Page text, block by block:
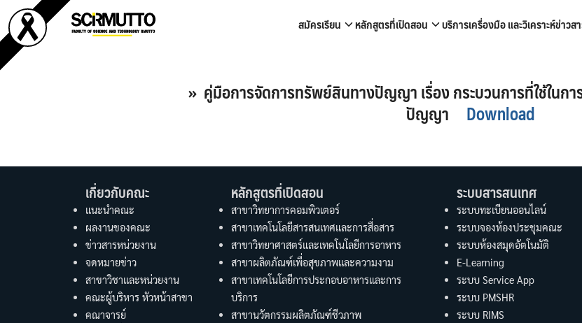
Skip
to
content
สมัครเรียน หลักสูตรที่เปิดสอน บริการเครื่องมือ และวิเคราะห์ข่าวส
» คู่มือการจัดการทรัพย์สินทางปัญญา เรื่อง กระบวนการที่ใช้ในก
ปัญญา Download
เกี่ยวกับคณะ
แนะนำคณะ
ผลงานของคณะ
ข่าวสารหน่วยงาน
จดหมายข่าว
สาขาวิชาและหน่วยงาน
คณะผู้บริหาร หัวหน้าสาขา
คณาจารย์
หลักสูตรที่เปิดสอน
สาขาวิทยาการคอมพิวเตอร์
สาขาเทคโนโลยีสารสนเทศและการสื่อสาร
สาขาวิทยาศาสตร์และเทคโนโลยีการอาหาร
สาขาผลิตภัณฑ์เพื่อสุขภาพและความงาม
สาขาเทคโนโลยีการประกอบอาหารและการ
บริการ
สาขานวัตกรรมผลิตภัณฑ์ชีวภาพ
ระบบสารสนเทศ
ระบบทะเบียนออนไลน์
ระบบจองห้องประชุมคณะ
ระบบห้องสมุดอัตโนมัติ
E-Learning
ระบบ Service App
ระบบ PMSHR
ระบบ RIMS